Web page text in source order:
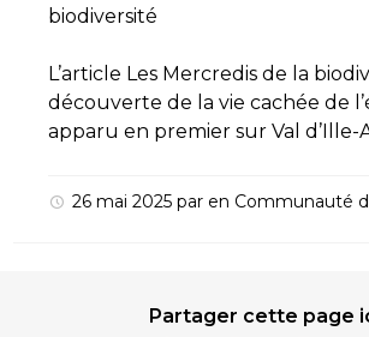
biodiversité
L’article Les Mercredis de la
découverte de la vie cachée de
apparu en premier sur Val
26 mai 2025 par en Communauté
Partager cette page